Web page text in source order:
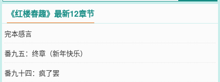
《红楼春趣》最新12章节
完本感言
番九五：终章（新年快乐）
番九十四：疯了罢